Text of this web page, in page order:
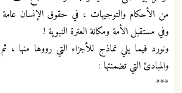
من الأحكام والتوجيهات ، في حقوق الإنسان عامة
وفي مستقبل الأمة ومكانة العترة النبوية !
ونورد فيما يلي نماذج للأجزاء التي رووها منها ،
والمبادئ التي تضمنتها :
***